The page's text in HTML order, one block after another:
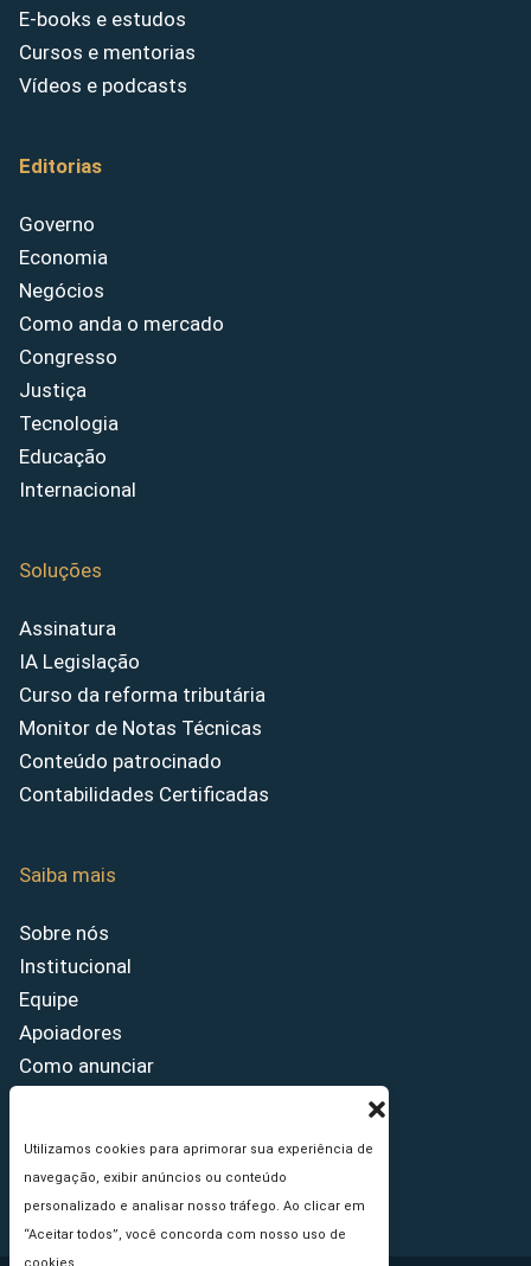
Utilizamos cookies para aprimorar sua experiência de
navegação, exibir anúncios ou conteúdo
personalizado e analisar nosso tráfego. Ao clicar em
“Aceitar todos”, você concorda com nosso uso de
E-books e estudos
Cursos e mentorias
Vídeos e podcasts
Editorias
Governo
Economia
Negócios
Como anda o mercado
Congresso
Justiça
Tecnologia
Educação
Internacional
Soluções
Assinatura
IA Legislação
Curso da reforma tributária
Monitor de Notas Técnicas
Conteúdo patrocinado
Contabilidades Certificadas
Saiba mais
Sobre nós
Institucional
Equipe
Apoiadores
Como anunciar
Princípios Editoriais